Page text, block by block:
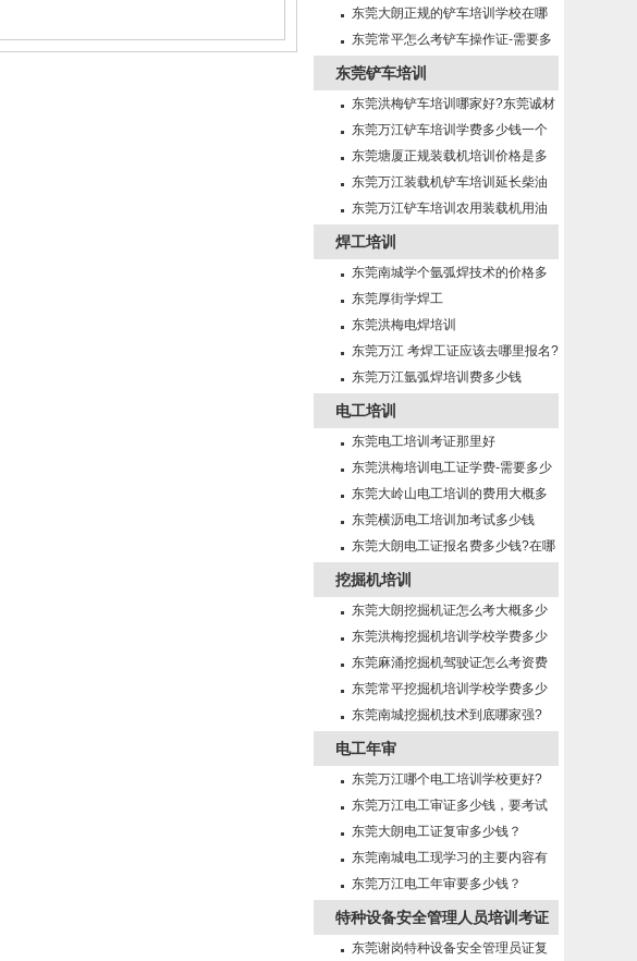
东莞大朗正规的铲车培训学校在哪
里?
东莞常平怎么考铲车操作证-需要多
少钱?
东莞铲车培训
东莞洪梅铲车培训哪家好?东莞诚材
培训学校！
东莞万江铲车培训学费多少钱一个
月？
东莞塘厦正规装载机培训价格是多
少钱一个月？
东莞万江装载机铲车培训延长柴油
机机油使用期的方法有那些？
东莞万江铲车培训农用装载机用油
及润滑注意事项
焊工培训
东莞南城学个氩弧焊技术的价格多
少？
东莞厚街学焊工
东莞洪梅电焊培训
东莞万江 考焊工证应该去哪里报名?
东莞万江氩弧焊培训费多少钱
电工培训
东莞电工培训考证那里好
东莞洪梅培训电工证学费-需要多少
钱?需要什么条件?
东莞大岭山电工培训的费用大概多
少钱啊
东莞横沥电工培训加考试多少钱
东莞大朗电工证报名费多少钱?在哪
里报名?
挖掘机培训
东莞大朗挖掘机证怎么考大概多少
钱?在哪里报名？
东莞洪梅挖掘机培训学校学费多少
钱?
东莞麻涌挖掘机驾驶证怎么考资费
多少?
东莞常平挖掘机培训学校学费多少
钱?
东莞南城挖掘机技术到底哪家强?
电工年审
东莞万江哪个电工培训学校更好?
东莞万江电工审证多少钱，要考试
吗？
东莞大朗电工证复审多少钱？
东莞南城电工现学习的主要内容有
哪些?
东莞万江电工年审要多少钱？
特种设备安全管理人员培训考证
东莞谢岗特种设备安全管理员证复